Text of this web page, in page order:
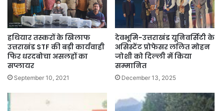
हथियार तस्करों के खिलाफ
उत्तराखंड STF की बड़ी कार्यवाही
फिर धरदबोचा असलहों का
सप्लायर
September 10, 2021
देवभूमि-उत्तराखंड यूनिवर्सिटी के
असिस्टेंट प्रोफेसर ललित मोहन
जोशी को दिल्ली में किया
सम्मानित
December 13, 2025